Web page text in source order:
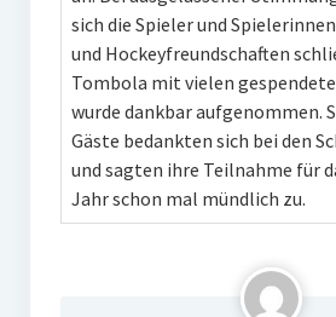
sich die Spieler und
und Hockeyfreundschaften
Tombola mit vielen
wurde dankbar aufgenommen.
Gäste bedankten sich bei den
und sagten ihre Teilnahme für
Jahr schon mal mündlich zu.